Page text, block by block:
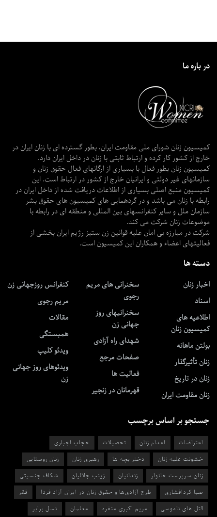
در باره ما
کمیسیون زنان شورای ملی مقاومت ایران، بطور گسترده ای با زنان ایران در
خارج از کشور کار کرده و ارتباط ثابتی با زنان در داخل ایران دارد.
کمیسیون زنان بطور فعال با بسیاری از ارگانهای فعال حقوق زنان و
سازمانهای غیر دولتی و ایرانیان خارج از کشور در ارتباط است. این
کمیسیون منبع اصلی بسیاری از اطلاعات دریافت شده از داخل ایران در
رابطه با زنان می باشد و در گردهمایی های کمیسیون های حقوق بشر
سازمان ملل و سایر کنفرانسهای بین المللی و منطقه ای در رابطه با
موضوعات زنان شرکت می کند.
شرکت در مبارزه بی امان علیه قوانین زن ستیز رژیم ایران بخشی از
فعالیتهای اعضاء و همکاران این کمیسیون است.
دسته ها
اخبار زنان
اسناد
اطلاعیه های
کمیسیون زنان
بولتن ماهانه
زنان تأثیرگذار
زنان در تاریخ
زنان مقاومت ایران
سخنرانی های مریم
رجوی
سخنرانیهای روز
جهانی زن
شهدای راه آزادی
صفحات مرجع
فعالیت ها
قهرمانان در زنجیر
کنفرانس روزجهانی زن
مریم رجوی
مقالات
همبستگی
ویدئو کلیپ
ویدئوهای روز جهانی
زن
جستجو بر اساس برچسب
اعتراضات اعدام زنان تحصیلات
حجاب اجباری
خشونت علیه زنان
دختر بچه ها رهبری زنان
زنان روستایی
زنان سرپرست خانوار
زندانیان زینب جلالیان
شکاف جنسیتی
صبا کردافشاری
طرح آزادی‌ها و حقوق زنان در ایران آزاد فردا
فقر
قتل های ناموسی
مریم اکبری منفرد معلمان نسل برابر